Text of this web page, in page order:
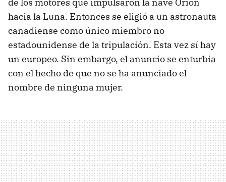
de los motores que impulsaron la nave Orión
hacia la Luna. Entonces se eligió a un astronauta
canadiense como único miembro no
estadounidense de la tripulación. Esta vez sí hay
un europeo. Sin embargo, el anuncio se enturbia
con el hecho de que no se ha anunciado el
nombre de ninguna mujer.